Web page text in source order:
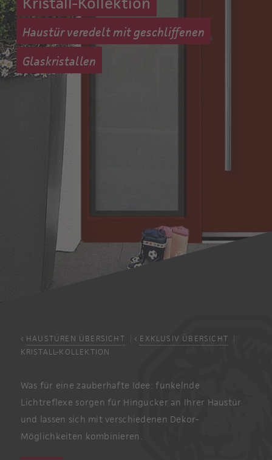
Haustür veredelt mit geschliffenen
Glaskristallen
HAUSTÜREN ÜBERSICHT
EXKLUSIV ÜBERSICHT
KRISTALL-KOLLEKTION
Was für eine zauberhafte Idee: funkelnde
Lichtreflexe sorgen für Hingucker an Ihrer Haustür
und lassen sich mit verschiedenen Dekor-
Möglichkeiten kombinieren.